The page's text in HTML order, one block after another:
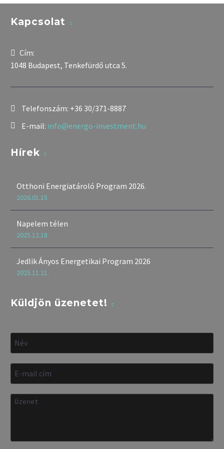
Kapcsolat
Cím:
1048 Budapest, Tenkefürdő utca 5.
Telefonszám: +36 30/371-8887
E-mail: info@energo-investment.hu
Hírek
Otthoni Energiatároló Program 2026.
2026.01.15.
Napelem télen
2025.12.18.
Jedlik Ányos Energetikai Program 2026
2025.11.21.
Küldjön üzenetet!